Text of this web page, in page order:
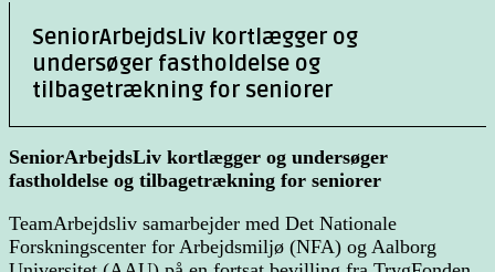
SeniorArbejdsLiv kortlægger og
undersøger fastholdelse og
tilbagetrækning for seniorer
SeniorArbejdsLiv kortlægger og undersøger
fastholdelse og tilbagetrækning for seniorer
TeamArbejdsliv samarbejder med Det Nationale
Forskningscenter for Arbejdsmiljø (NFA) og Aalborg